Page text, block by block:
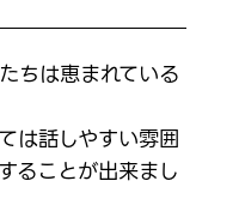
ちは恵まれている
は話しやすい雰囲
ることが出来まし